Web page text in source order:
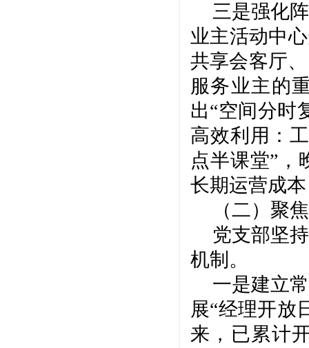
三是强化
业主活动中
共享会客厅
服务业主的
出“空间分时
高效利用：
点半课堂”，
长期运营成
（二）聚
党支部坚
机制。
一是建立
展“经理开放
来，已累计